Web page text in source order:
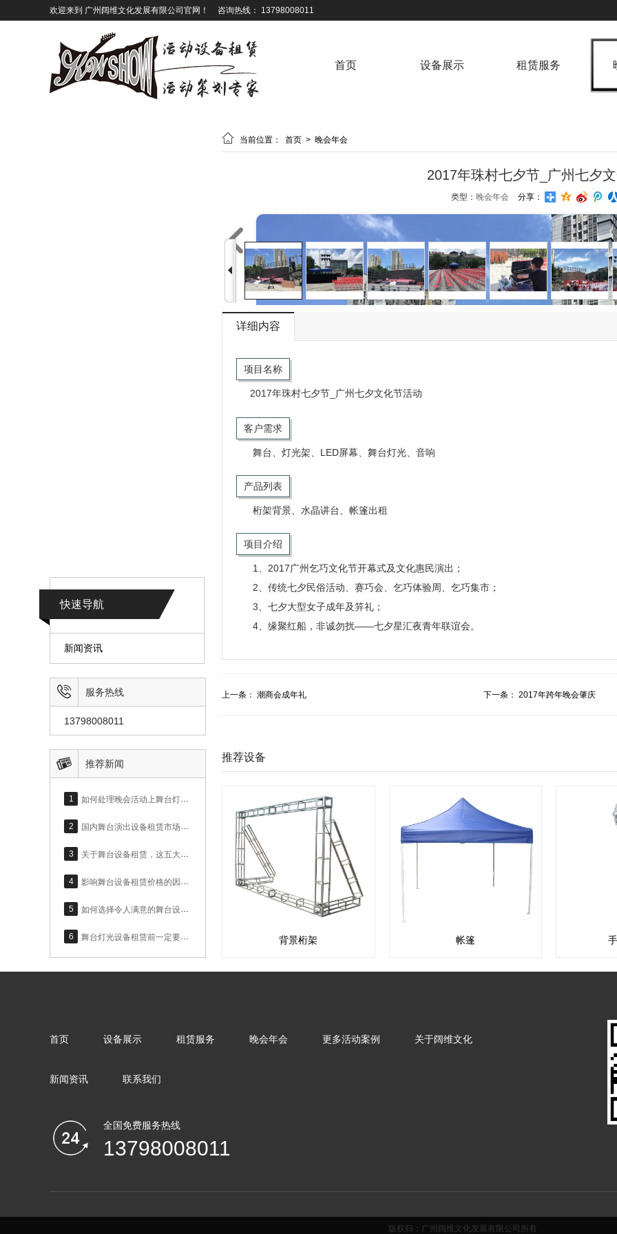
欢迎来到 广州阔维文化发展有限公司官网！ 咨询热线： 13798008011
首页 设备展示 租赁服务
快速导航
新闻资讯
 服务热线
13798008011
 推荐新闻
1 如何处理晚会活动上舞台灯光，提高活动效果？
2 国内舞台演出设备租赁市场，呈现大好趋势
3 关于舞台设备租赁，这五大设备问题你必须上心！
4 影响舞台设备租赁价格的因素有哪些？
5 如何选择令人满意的舞台设备租赁公司？
6 舞台灯光设备租赁前一定要了解的基础知识
 当前位置： 首页 > 晚会年会
2017年珠村七夕节_广州七夕
类型： 晚会年会 分享：
礼……

详细内容
项目名称
2017年珠村七夕节_广州七夕文化节活动
客户需求
舞台、灯光架、LED屏幕、舞台灯光、音响
产品列表
桁架背景、水晶讲台、帐篷出租
项目介绍
1、2017广州乞巧文化节开幕式及文化惠民演出；
2、传统七夕民俗活动、赛巧会、乞巧体验周、乞巧集市；
3、七夕大型女子成年及笄礼；
4、缘聚红船，非诚勿扰——七夕星汇夜青年联谊会。
上一条： 潮商会成年礼 下一条： 2017年跨年晚会肇庆
推荐设备
背景桁架 帐篷
首页 设备展示 租赁服务 晚会年会 更多活动案例 关于阔维文化
新闻资讯 联系我们
全国免费服务热线
13798008011
版权归：广州阔维文化发展有限公司所有